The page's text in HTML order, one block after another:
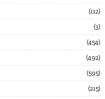
112
3
454
492
595
215